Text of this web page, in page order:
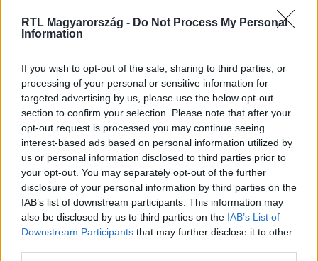
RTL Magyarország - Do Not Process My Personal
Information
If you wish to opt-out of the sale, sharing to third parties, or
processing of your personal or sensitive information for
targeted advertising by us, please use the below opt-out
section to confirm your selection. Please note that after your
opt-out request is processed you may continue seeing
interest-based ads based on personal information utilized by
us or personal information disclosed to third parties prior to
your opt-out. You may separately opt-out of the further
disclosure of your personal information by third parties on the
IAB’s list of downstream participants. This information may
also be disclosed by us to third parties on the IAB’s List of
Downstream Participants that may further disclose it to other
2023. december 19. 20:53
apjuk intézte a karácsonyi bevásárlást
A legfiatalabb áldozat kétéves, a legidősebb pedig
tizenhárom esztendős volt. Apjuk két és fél órára hagyta
őket a házban, amíg élelmiszert és karácsonyi
ajándékokat vásárolt.